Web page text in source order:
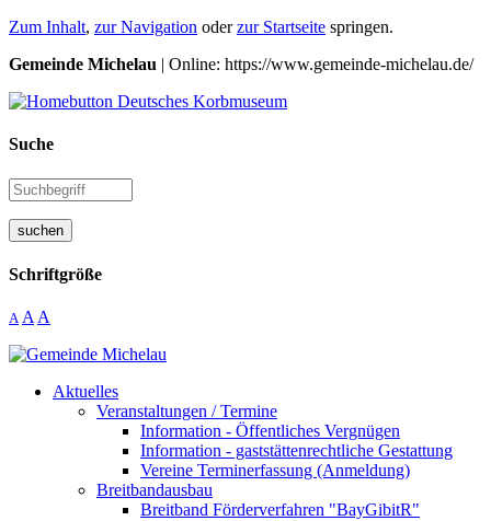
Zum Inhalt, zur Navigation oderzur Startseite springen.
Gemeinde Michelau | Online: https://www.gemeinde-michelau.de/
Suche
suchen
Schriftgröße
A A A
Aktuelles
Veranstaltungen / Termine
Information - Öffentliches Vergnügen
Information - gaststättenrechtliche Gestattung
Vereine Terminerfassung (Anmeldung)
Breitbandausbau
Breitband Förderverfahren "BayGibitR"